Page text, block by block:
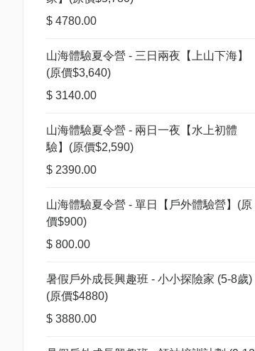
$ 4780.00
山海體驗夏令營 - 三日兩夜【上山下海】
(原價$3,640)
$ 3140.00
山海體驗夏令營 - 兩日一夜【水上初體
驗】(原價$2,590)
$ 2390.00
山海體驗夏令營 - 單日【戶外體驗營】(原
價$900)
$ 800.00
暑假戶外成長興趣班 - 小小探險家 (5-8歲)
(原價$4880)
$ 3880.00